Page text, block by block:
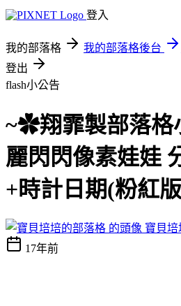
登入
我的部落格 我的部落格後台
登出
flash小公告
~✿翔霏製部落
麗閃閃像素娃娃
+時計日期(粉紅
寶貝
17年前